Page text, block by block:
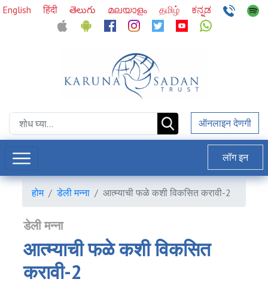
English हिंदी తెలుగు മലയാളം தமிழ் ಕನ್ನಡ
ऑनलाइन देणगी
लॉग इन
होम डेली मन्ना आत्म्याची फळे कशी विकसित करावी-2
डेली मन्ना
आत्म्याची फळे कशी विकसित
करावी-2